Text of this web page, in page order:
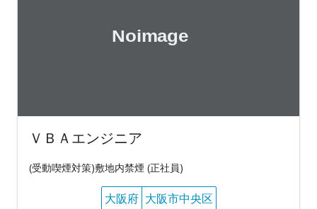
ＶＢＡエンジニア
(受動喫煙対策)敷地内禁煙 (正社員)
大阪府 大阪市中央区